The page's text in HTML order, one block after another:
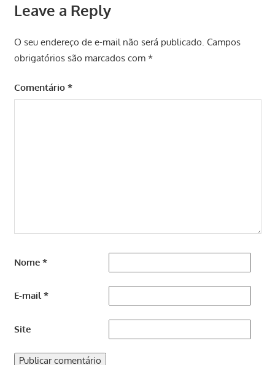
Leave a Reply
O seu endereço de e-mail não será publicado. Campos
obrigatórios são marcados com *
Comentário *
Nome *
E-mail*
Site